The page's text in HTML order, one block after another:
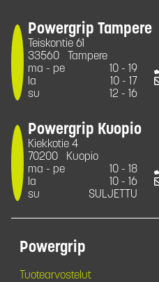
Powergrip Tampere
Teiskontie 61
33560
Tampere
ma - pe
10 - 19
la
10 - 17
su
12 - 16
Powergrip Kuopio
Kiekkotie 4
70200
Kuopio
ma - pe
10 - 18
la
10 - 16
su
SULJETTU
Powergrip
Tuotearvostelut